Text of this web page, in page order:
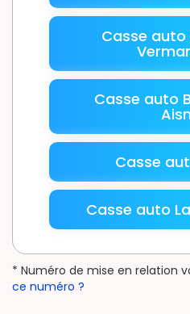
Casse auto
Casse auto
Casse
Casse auto
* Numéro de mise en relation
ce numéro ?